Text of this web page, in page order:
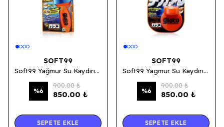
SOFT99
Soft99 Yağmur Su Kaydırıcı - Glaco QAD 120 ML.
%6
900.00 ₺
850.00 ₺
SEPETE EKLE
SOFT99
Soft99 Yagmur Su Kaydırıcı - Glaco Roll On Large 120 Ml.
%6
900.00 ₺
850.00 ₺
SEPETE EKLE